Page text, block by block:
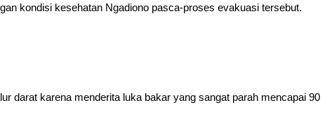
kondisi kesehatan Ngadiono pasca-proses evakuasi tersebut.
darat karena menderita luka bakar yang sangat parah mencapai 90